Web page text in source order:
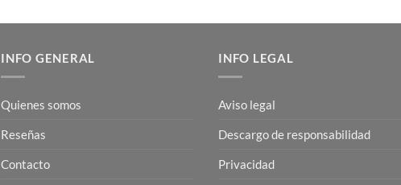
INFO GENERAL
Quienes somos
Reseñas
Contacto
INFO LEGAL
Aviso legal
Descargo de responsabilidad
Privacidad